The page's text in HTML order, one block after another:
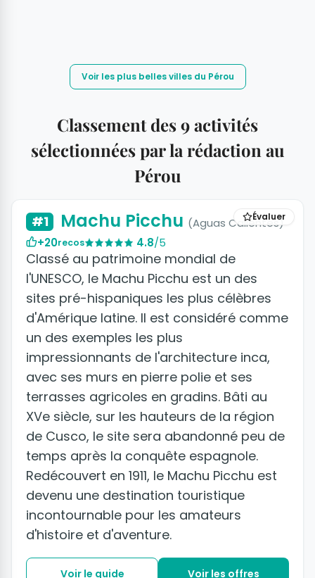
Voir les plus belles villes du Pérou
Classement des 9 activités
sélectionnées par la rédaction au
Pérou
Évaluer
#1 Machu Picchu (Aguas Calientes)
+20recos 4.8/5
Classé au patrimoine mondial de
l'UNESCO, le Machu Picchu est un des
sites pré-hispaniques les plus célèbres
d'Amérique latine. Il est considéré comme
un des exemples les plus
impressionnants de l'architecture inca,
avec ses murs en pierre polie et ses
terrasses agricoles en gradins. Bâti au
XVe siècle, sur les hauteurs de la région
de Cusco, le site sera abandonné peu de
temps après la conquête espagnole.
Redécouvert en 1911, le Machu Picchu est
devenu une destination touristique
incontournable pour les amateurs
d'histoire et d'aventure.
Voir le guide Voir les offres